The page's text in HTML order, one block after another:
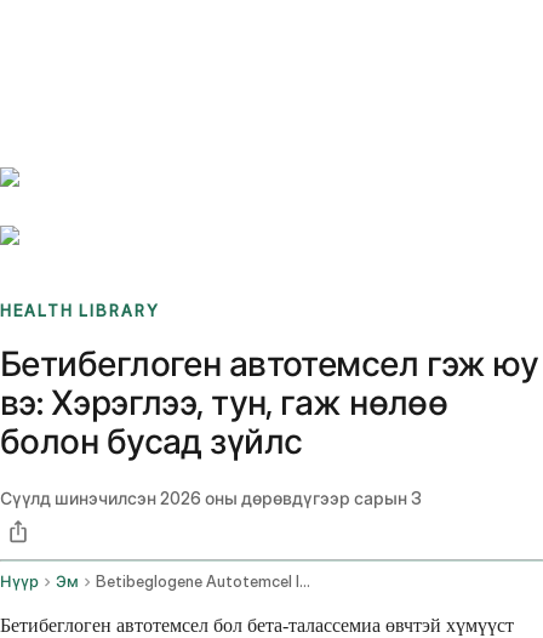
HEALTH LIBRARY
Бетибеглоген автотемсел гэж юу
вэ: Хэрэглээ, тун, гаж нөлөө
болон бусад зүйлс
Сүүлд шинэчилсэн2026 оны дөрөвдүгээр сарын 3
Нүүр Эм Betibeglogene Autotemcel Intravenous Route
Бетибеглоген автотемсел бол бета-талассемиа өвчтэй хүмүүст